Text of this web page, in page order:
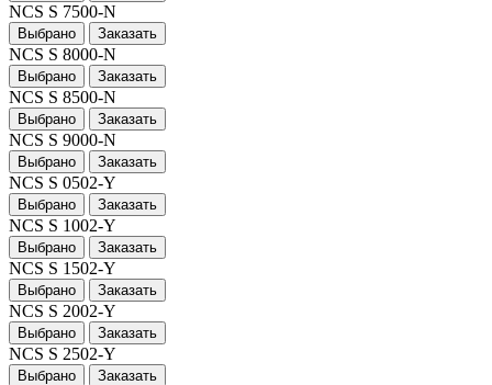
NCS S 7500-N
Выбрано Заказать
NCS S 8000-N
Выбрано Заказать
NCS S 8500-N
Выбрано Заказать
NCS S 9000-N
Выбрано Заказать
NCS S 0502-Y
Выбрано Заказать
NCS S 1002-Y
Выбрано Заказать
NCS S 1502-Y
Выбрано Заказать
NCS S 2002-Y
Выбрано Заказать
NCS S 2502-Y
Выбрано Заказать